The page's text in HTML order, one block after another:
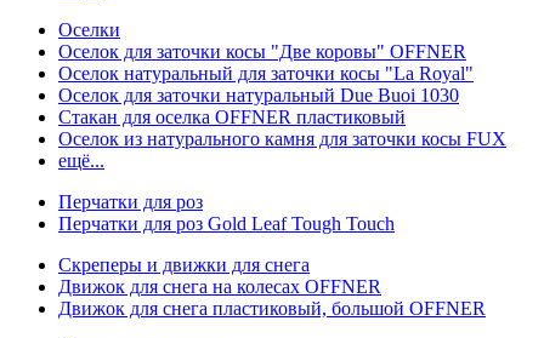
Оселки
Оселок для заточки косы "Две коровы" OFFNER
Оселок натуральный для заточки косы "La Royal"
Оселок для заточки натуральный Due Buoi 1030
Стакан для оселка OFFNER пластиковый
Оселок из натурального камня для заточки косы FUX
ещё...
Перчатки для роз
Перчатки для роз Gold Leaf Tough Touch
Скреперы и движки для снега
Движок для снега на колесах OFFNER
Движок для снега пластиковый, большой OFFNER